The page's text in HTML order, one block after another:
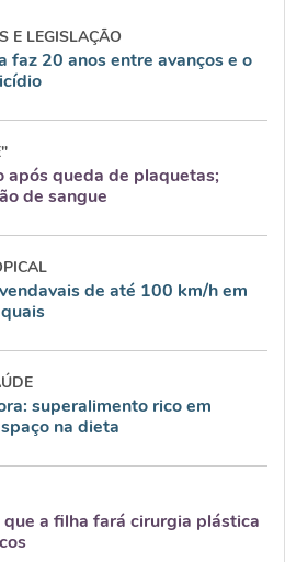
E LEGISLAÇÃO
faz 20 anos entre avanços e o
após queda de plaquetas;
de sangue
de até 100 km/h em
superalimento rico em
na dieta
que a filha fará cirurgia plástica